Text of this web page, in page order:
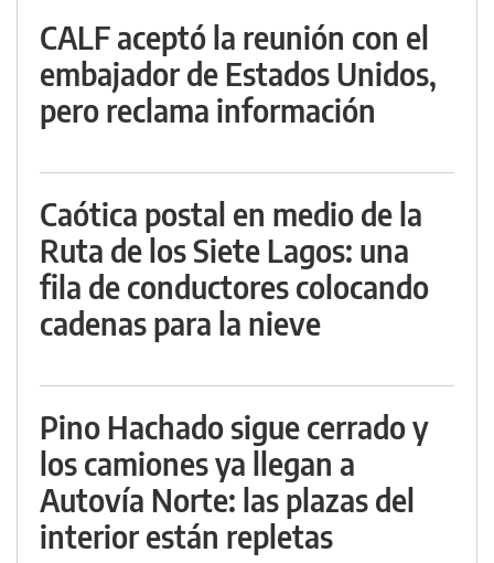
CALF aceptó la reunión con el
embajador de Estados Unidos,
pero reclama información
Caótica postal en medio de la
Ruta de los Siete Lagos: una
fila de conductores colocando
cadenas para la nieve
Pino Hachado sigue cerrado y
los camiones ya llegan a
Autovía Norte: las plazas del
interior están repletas